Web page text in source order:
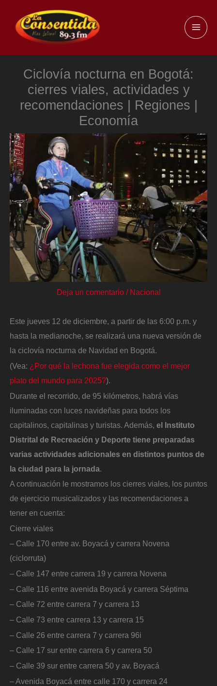
contenido
Ciclovía nocturna en Bogotá:
cierres viales, actividades y
recomendaciones | Regiones |
Economía
Deja un comentario / Nacional
Este jueves 12 de diciembre, a partir de las 6:00 p.m. y
hasta la medianoche, se realizará una nueva versión de
la ciclovía nocturna de Navidad en Bogotá.
(Vea: ¿Por qué la lechona fue elegida como el mejor
plato del mundo para 2025?).
Durante el recorrido, de 95 kilómetros, habrá vías
iluminadas con luces navideñas para todos los
capitalinos, capitalinas y turistas. Además, el Instituto
Distrital de Recreación y Deporte tiene preparadas
varias actividades adicionales en distintos puntos de
la ciudad para la jornada
A continuación le mostramos los cierres viales, los puntos
de ejercicio musicalizados y las recomendaciones a
tener en cuenta:
Cierre viales
– Calle 170 entre av. Boyacá y carrera Novena
(ciclorruta)
– Calle 147 entre carrera 19 y carrera Novena
– Calle 116 entre avenida Boyacá y carrera Séptima
– Calle 72 entre carrera 7 y carrera 13
– Calle 73 entre carrera 13 y carrera 15
– Calle 26 entre carrera 7 y carrera 96i
– Calle 17 sur entre carrera 6 y carrera 50
– Calle 39 sur entre carrera 50 y av. Boyacá
– Avenida Boyacá entre calle 170 y carrera 24